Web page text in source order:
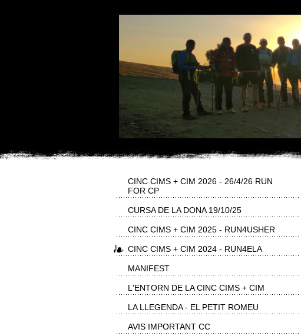
CINC CIMS + CIM 2026 - 26/4/26 RUN
FOR CP
CURSA DE LA DONA 19/10/25
CINC CIMS + CIM 2025 - RUN4USHER
CINC CIMS + CIM 2024 - RUN4ELA
MANIFEST
L'ENTORN DE LA CINC CIMS + CIM
LA LLEGENDA - EL PETIT ROMEU
AVIS IMPORTANT CC